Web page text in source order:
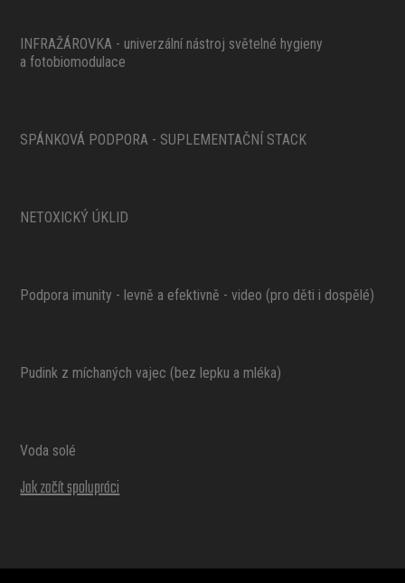
INFRAŽÁROVKA - univerzální nástroj světelné hygieny
a fotobiomodulace
SPÁNKOVÁ PODPORA - SUPLEMENTAČNÍ STACK
NETOXICKÝ ÚKLID
Podpora imunity - levně a efektivně - video (pro děti i dospělé)
Pudink z míchaných vajec (bez lepku a mléka)
Voda solé
Jak začít spolupráci